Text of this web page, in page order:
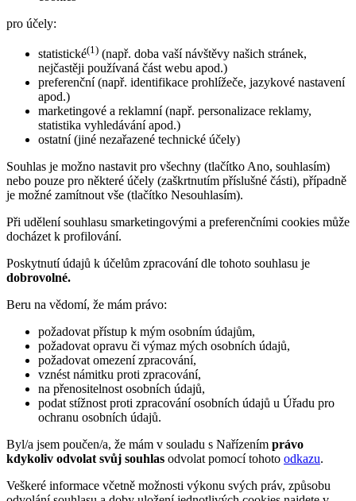
pro účely:
statistické(1) (např. doba vaší návštěvy našich stránek,
nejčastěji používaná část webu apod.)
preferenční (např. identifikace prohlížeče, jazykové nastavení
apod.)
marketingové a reklamní (např. personalizace reklamy,
statistika vyhledávání apod.)
ostatní (jiné nezařazené technické účely)
Souhlas je možno nastavit pro všechny (tlačítko Ano, souhlasím)
nebo pouze pro některé účely (zaškrtnutím příslušné části), případně
je možné zamítnout vše (tlačítko Nesouhlasím).
Při udělení souhlasu smarketingovými a preferenčními cookies může
docházet k profilování.
Poskytnutí údajů k účelům zpracování dle tohoto souhlasu je
dobrovolné.
Beru na vědomí, že mám právo:
požadovat přístup k mým osobním údajům,
požadovat opravu či výmaz mých osobních údajů,
požadovat omezení zpracování,
vznést námitku proti zpracování,
na přenositelnost osobních údajů,
podat stížnost proti zpracování osobních údajů u Úřadu pro
ochranu osobních údajů.
Byl/a jsem poučen/a, že mám v souladu s Nařízením právo
kdykoliv odvolat svůj souhlas odvolat pomocí tohoto odkazu.
Veškeré informace včetně možnosti výkonu svých práv, způsobu